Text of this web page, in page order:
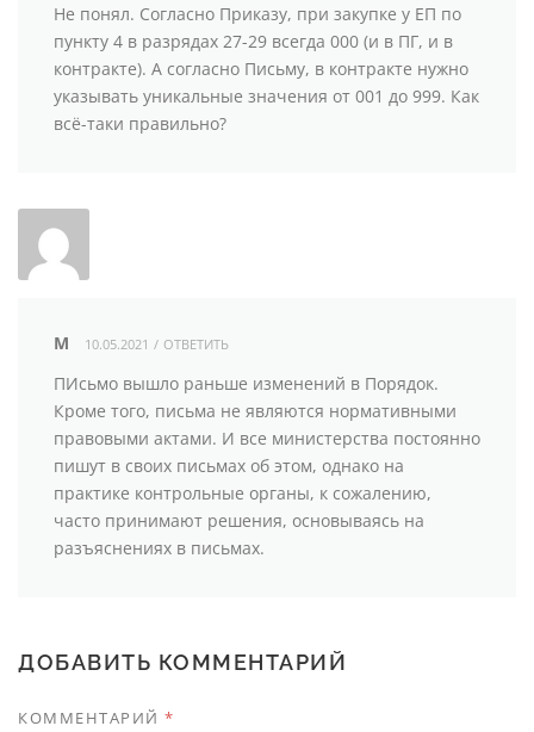
Не понял. Согласно Приказу, при закупке у ЕП по
пункту 4 в разрядах 27-29 всегда 000 (и в ПГ, и в
контракте). А согласно Письму, в контракте нужно
указывать уникальные значения от 001 до 999. Как
всё-таки правильно?
М 10.05.2021 / ОТВЕТИТЬ
ПИсьмо вышло раньше изменений в Порядок.
Кроме того, письма не являются нормативными
правовыми актами. И все министерства постоянно
пишут в своих письмах об этом, однако на
практике контрольные органы, к сожалению,
часто принимают решения, основываясь на
разъяснениях в письмах.
ДОБАВИТЬ КОММЕНТАРИЙ
КОММЕНТАРИЙ *